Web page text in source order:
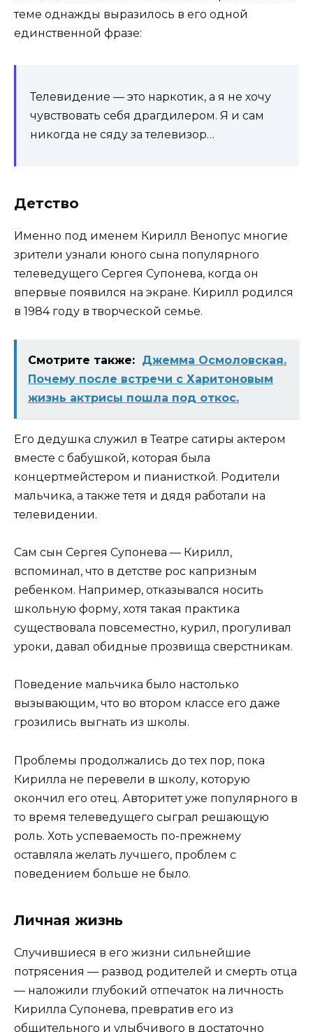
теме однажды выразилось в его одной
единственной фразе:
Телевидение — это наркотик, а я не хочу
чувствовать себя драгдилером. Я и сам
никогда не сяду за телевизор…
Детство
Именно под именем Кирилл Венопус многие
зрители узнали юного сына популярного
телеведущего Сергея Супонева, когда он
впервые появился на экране. Кирилл родился
в 1984 году в творческой семье.
Смотрите также: Джемма Осмоловская.
Почему после встречи с Харитоновым
жизнь актрисы пошла под откос.
Его дедушка служил в Театре сатиры актером
вместе с бабушкой, которая была
концертмейстером и пианисткой. Родители
мальчика, а также тетя и дядя работали на
телевидении.
Сам сын Сергея Супонева — Кирилл,
вспоминал, что в детстве рос капризным
ребенком. Например, отказывался носить
школьную форму, хотя такая практика
существовала повсеместно, курил, прогуливал
уроки, давал обидные прозвища сверстникам.
Поведение мальчика было настолько
вызывающим, что во втором классе его даже
грозились выгнать из школы.
Проблемы продолжались до тех пор, пока
Кирилла не перевели в школу, которую
окончил его отец. Авторитет уже популярного в
то время телеведущего сыграл решающую
роль. Хоть успеваемость по-прежнему
оставляла желать лучшего, проблем с
поведением больше не было.
Личная жизнь
Случившиеся в его жизни сильнейшие
потрясения — развод родителей и смерть отца
— наложили глубокий отпечаток на личность
Кирилла Супонева, превратив его из
общительного и улыбчивого в достаточно